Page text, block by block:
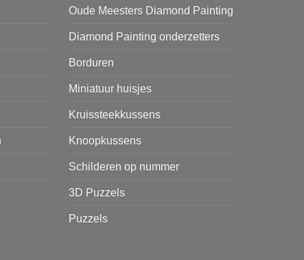
Oude Meesters Diamond Painting
Diamond Painting onderzetters
Borduren
Miniatuur huisjes
Kruissteekkussens
Knoopkussens
Schilderen op nummer
3D Puzzels
Puzzels